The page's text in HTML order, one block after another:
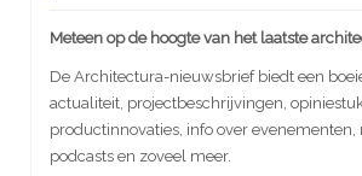
Meteen op de hoogte van het laatste
De Architectura-nieuwsbrief biedt een
actualiteit, projectbeschrijvingen,
productinnovaties, info over evenementen,
podcasts en zoveel meer.